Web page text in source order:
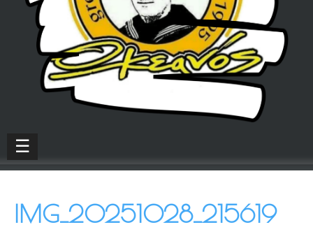
☰
IMG_20251028_215619